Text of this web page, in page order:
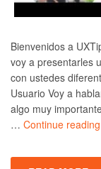
Bienvenidos a
voy a presentarles
con ustedes
Usuario Voy a
algo muy
… Continue reading